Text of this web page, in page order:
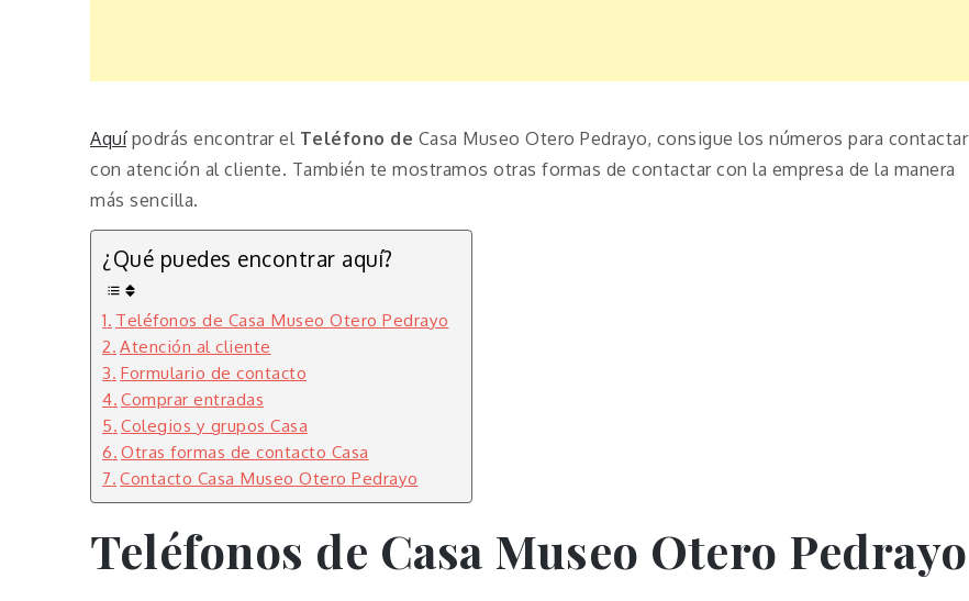
Aquípodrás encontrar el Teléfono de Casa Museo Otero Pedrayo, consigue los números para contactar
con atención al cliente. También te mostramos otras formas de contactar con la empresa de la manera
más sencilla.
¿Qué puedes encontrar aquí?
Teléfonos de Casa Museo Otero Pedrayo
Atención al cliente
Formulario de contacto
Comprar entradas
Colegios y grupos Casa
Otras formas de contacto Casa
Contacto Casa Museo Otero Pedrayo
Teléfonos de Casa Museo Otero Pedrayo